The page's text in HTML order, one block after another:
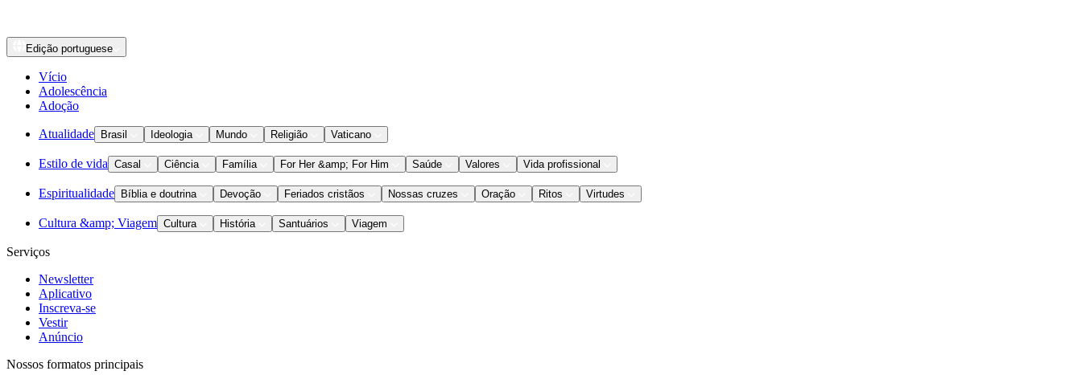
Edição portuguese
Vício
Adolescência
Adoção
Atualidade Brasil Ideologia Mundo Religião Vaticano
Estilo de vida Casal Ciência Família For Her &amp; For Him Saúde Valores Vida profissional
Espiritualidade Bíblia e doutrina Devoção Feriados cristãos Nossas cruzes Oração Ritos Virtudes
Cultura &amp; Viagem Cultura História Santuários Viagem
Serviços
Newsletter
Aplicativo
Inscreva-se
Vestir
Anúncio
Nossos formatos principais